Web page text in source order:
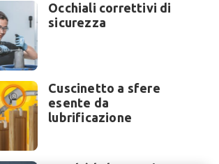
Occhiali correttivi di
sicurezza
Cuscinetto a sfere
esente da
lubrificazione